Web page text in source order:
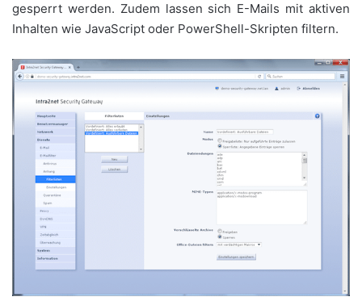
gesperrt werden. Zudem lassen sich E-Mails mit aktiven
Inhalten wie JavaScript oder PowerShell-Skripten filtern.